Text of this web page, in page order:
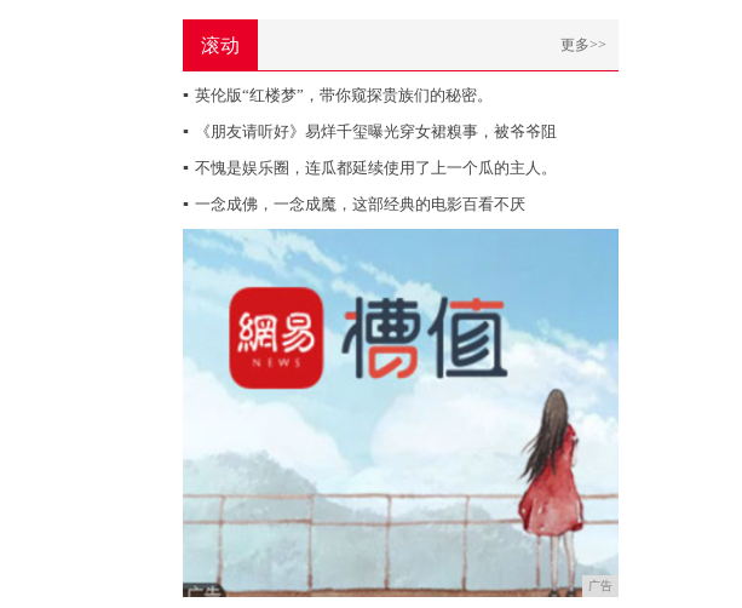
滚动 更多>>
▪ 英伦版“红楼梦”，带你窥探贵族们的秘密。
▪
《朋友请听好》易烊千玺曝光穿女裙糗事，被爷爷阻
▪ 不愧是娱乐圈，连瓜都延续使用了上一个瓜的主人。
▪ 一念成佛，一念成魔，这部经典的电影百看不厌
广告